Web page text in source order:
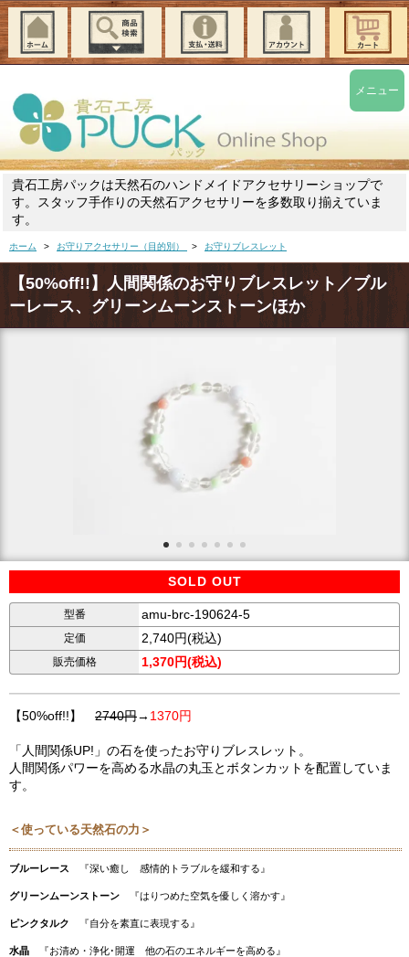
貴石工房パックは天然石のハンドメイドアクセサリーショップで
す。スタッフ手作りの天然石アクセサリーを多数取り揃えていま
す。
ホーム > お守りアクセサリー（目的別） > お守りブレスレット
【50%off!!】人間関係のお守りブレスレット／ブル
ーレース、グリーンムーンストーンほか
SOLD OUT
型番 amu-brc-190624-5
定価 2,740円(税込)
販売価格 1,370円(税込)
【50%off!!】 2740円→ 1370円
「人間関係UP!」の石を使ったお守りブレスレット。
人間関係パワーを高める水晶の丸玉とボタンカットを配置していま
す。
＜使っている天然石の力＞
ブルーレース 『深い癒し 感情的トラブルを緩和する』
グリーンムーンストーン 『はりつめた空気を優しく溶かす』
ピンクタルク 『自分を素直に表現する』
水晶 『お清め・浄化･開運 他の石のエネルギーを高める』
メニュー